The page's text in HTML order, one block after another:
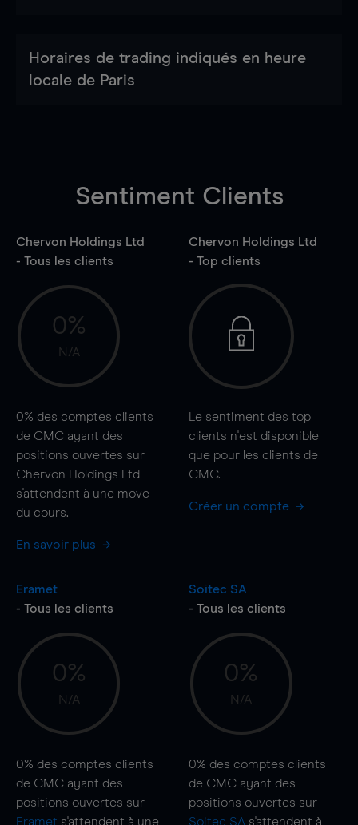
Horaires de trading indiqués en heure
locale de Paris
Sentiment Clients
Chervon Holdings Ltd
- Tous les clients
0%
N/A
0% des comptes clients
de CMC ayant des
positions ouvertes sur
Chervon Holdings Ltd
s'attendent à une move
du cours.
En savoir plus
Chervon Holdings Ltd
- Top clients
Le sentiment des top
clients n'est disponible
que pour les clients de
CMC.
Créer un compte
Eramet
- Tous les clients
0%
N/A
0% des comptes clients
de CMC ayant des
positions ouvertes sur
Eramet s'attendent à une
Soitec SA
- Tous les clients
0%
N/A
0% des comptes clients
de CMC ayant des
positions ouvertes sur
Soitec SA s'attendent à